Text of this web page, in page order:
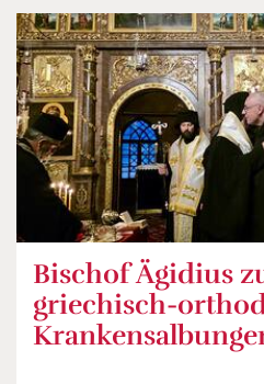
Bischof Ägidius
griechisch-